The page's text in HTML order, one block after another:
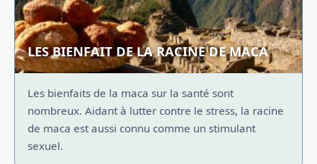
LES BIENFAIT DE LA RACINE DE MACA
Les bienfaits de la maca sur la santé sont
nombreux. Aidant à lutter contre le stress, la racine
de maca est aussi connu comme un stimulant
sexuel.